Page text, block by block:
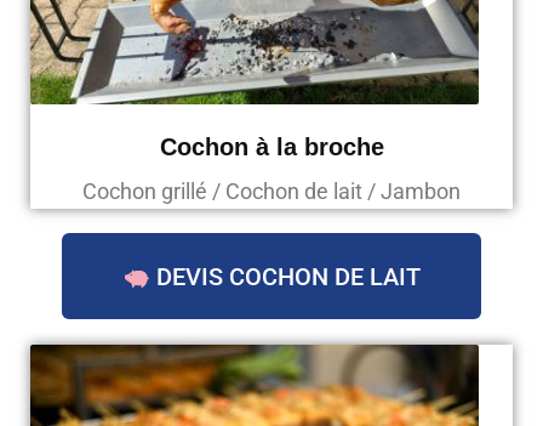
Cochon à la broche
Cochon grillé / Cochon de lait / Jambon
DEVIS COCHON DE LAIT